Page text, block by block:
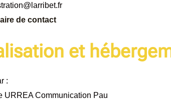
de contact
et
:
URREA Communication Pau